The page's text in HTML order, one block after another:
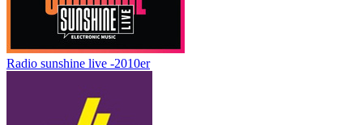
Radio sunshine live -2010er